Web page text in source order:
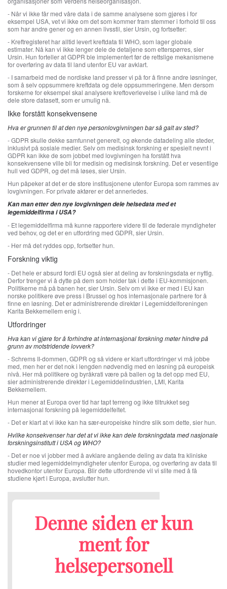
- Når vi ikke får med våre data i de samme analysene som gjøres i for
eksempel USA, vet vi ikke om det som kommer fram stemmer i forhold til oss
som har andre gener og en annen livsstil, sier Ursin, og fortsetter:
- Kreftregisteret har alltid levert kreftdata til WHO, som lager globale
estimater. Nå kan vi ikke lenger dele de detaljene som etterspørres, sier
Ursin. Hun forteller at GDPR ble implementert før de rettslige mekanismene
for overføring av data til land utenfor EU var avklart.
- I samarbeid med de nordiske land presser vi på for å finne andre løsninger,
som å selv oppsummere kreftdata og dele oppsummeringene. Men dersom
forskerne for eksempel skal analysere kreftoverlevelse i ulike land må de
dele store datasett, som er umulig nå.
Ikke forstått konsekvensene
Hva er grunnen til at den nye personlovgivningen bar så galt av sted?
- GDPR skulle dekke samfunnet generelt, og økende datadeling alle steder,
inklusivt på sosiale medier. Selv om medisinsk forskning er spesielt nevnt i
GDPR kan ikke de som jobbet med lovgivningen ha forstått hva
konsekvensene ville bli for medisin og medisinsk forskning. Det er vesentlige
hull ved GDPR, og det må løses, sier Ursin.
Hun påpeker at det er de store institusjonene utenfor Europa som rammes av
lovgivningen. For private aktører er det annerledes.
Kan man etter den nye lovgivningen dele helsedata med et
legemiddelfirma i USA?
- Et legemiddelfirma må kunne rapportere videre til de føderale myndigheter
ved behov, og det er en utfordring med GDPR, sier Ursin.
- Her må det ryddes opp, fortsetter hun.
Forskning viktig
- Det hele er absurd fordi EU også sier at deling av forskningsdata er nyttig.
Derfor trenger vi å dytte på dem som holder tak i dette i EU-kommisjonen.
Politikerne må på banen her, sier Ursin. Selv om vi ikke er med i EU kan
norske politikere øve press i Brussel og hos internasjonale partnere for å
finne en løsning. Det er administrerende direktør i Legemiddelforeningen
Karita Bekkemellem enig i.
Utfordringer
Hva kan vi gjøre for å forhindre at internasjonal forskning møter hindre på
grunn av motstridende lovverk?
- Schrems II-dommen, GDPR og så videre er klart utfordringer vi må jobbe
med, men her er det nok i lengden nødvendig med en løsning på europeisk
nivå. Her må politikere og byråkrati være på ballen og ta det opp med EU,
sier administrerende direktør i Legemiddelindustrien, LMI, Karita
Bekkemellem.
Hun mener at Europa over tid har tapt terreng og ikke tiltrukket seg
internasjonal forskning på legemiddelfeltet.
- Det er klart at vi ikke kan ha sær-europeiske hindre slik som dette, sier hun.
Hvilke konsekvenser har det at vi ikke kan dele forskningdata med nasjonale
forskningsinstitutt i USA og WHO?
- Det er noe vi jobber med å avklare angående deling av data fra kliniske
studier med legemiddelmyndigheter utenfor Europa, og overføring av data til
hovedkontor utenfor Europa. Blir dette utfordrende vil vi slite med å få
studiene kjørt i Europa, avslutter hun.
Denne siden er kun
ment for
helsepersonell